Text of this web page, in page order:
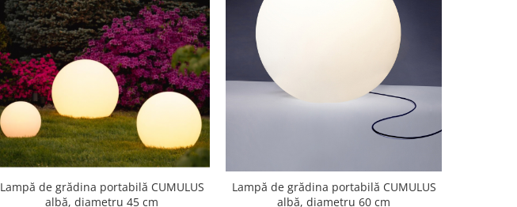
Lampă de grădina portabilă CUMULUS
albă, diametru 45 cm
Lampă de grădina portabilă CUMULUS
albă, diametru 60 cm